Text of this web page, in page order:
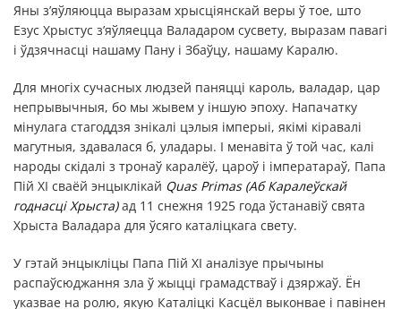
Яны з’яўляюцца выразам хрысціянскай веры ў тое, што
Езус Хрыстус з’яўляецца Валадаром сусвету, выразам павагі
і ўдзячнасці нашаму Пану і Збаўцу, нашаму Каралю.
Для многіх сучасных людзей паняцці кароль, валадар, цар
непрывычныя, бо мы жывем у іншую эпоху. Напачатку
мінулага стагоддзя знікалі цэлыя імперыі, якімі кіравалі
магутныя, здавалася б, уладары. І менавіта ў той час, калі
народы скідалі з тронаў каралёў, цароў і імператараў, Папа
Пій XI сваёй энцыклікай Quas Primas(Аб Каралеўскай
годнасці Хрыста)ад 11 снежня 1925 года ўстанавіў свята
Хрыста Валадара для ўсяго каталіцкага свету.
У гэтай энцыкліцы Папа Пій XI аналізуе прычыны
распаўсюджання зла ў жыцці грамадстваў і дзяржаў. Ён
указвае на ролю, якую Каталіцкі Касцёл выконвае і павінен